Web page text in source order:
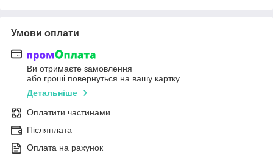
Умови оплати
Ви отримаєте замовлення
або гроші повернуться на вашу картку
Детальніше
Оплатити частинами
Післяплата
Оплата на рахунок